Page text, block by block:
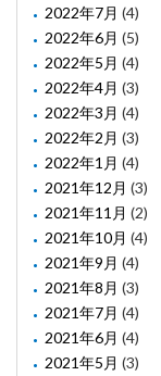
2022年7月 (4)
2022年6月 (5)
2022年5月 (4)
2022年4月 (3)
2022年3月 (4)
2022年2月 (3)
2022年1月 (4)
2021年12月 (3)
2021年11月 (2)
2021年10月 (4)
2021年9月 (4)
2021年8月 (3)
2021年7月 (4)
2021年6月 (4)
2021年5月 (3)